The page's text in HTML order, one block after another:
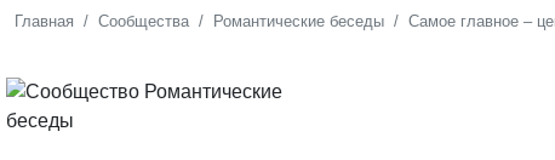
Главная Сообщества Романтические беседы Самое главное –